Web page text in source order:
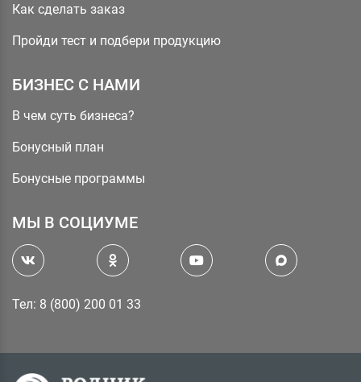
Как сделать заказ
Пройди тест и подбери продукцию
БИЗНЕС С НАМИ
В чем суть бизнеса?
Бонусный план
Бонусные программы
МЫ В СОЦИУМЕ
Тел: 8 (800) 200 01 33